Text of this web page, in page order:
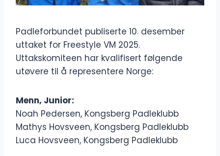
Padleforbundet publiserte 10. desember
uttaket for Freestyle VM 2025.
Uttakskomiteen har kvalifisert følgende
utøvere til å representere Norge:
Menn, Junior:
Noah Pedersen, Kongsberg Padleklubb
Mathys Hovsveen, Kongsberg Padleklubb
Luca Hovsveen, Kongsberg Padleklubb